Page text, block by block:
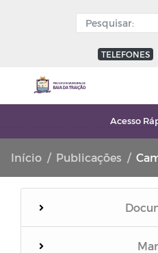
TELEFONES
Acesso
Início Publicações